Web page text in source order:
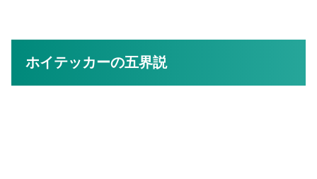
ホイテッカーの五界説